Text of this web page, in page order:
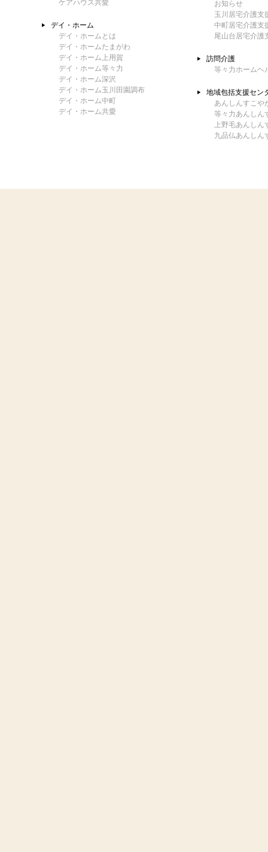
ケアハウス共愛
デイ・ホーム
デイ・ホームとは
デイ・ホームたまがわ
デイ・ホーム上用賀
デイ・ホーム等々力
デイ・ホーム深沢
デイ・ホーム玉川田園調布
デイ・ホーム中町
デイ・ホーム共愛
お知らせ
玉川居宅介護支
中町居宅介護支
尾山台居宅介護
訪問介護
等々力ホームヘ
地域包括支援セン
あんしんすこや
等々力あんしん
上野毛あんし
九品仏あんしん